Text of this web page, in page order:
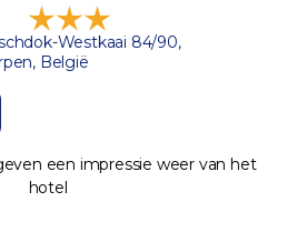
Westkaai 84/90,
België
een impressie weer van het
hotel